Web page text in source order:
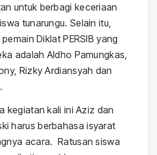
untuk berbagi keceriaan
tunarungu. Selain itu,
Diklat PERSIB yang
adalah Aldho Pamungkas,
Rizky Ardiansyah dan
kegiatan kali ini Aziz dan
harus berbahasa isyarat
acara. Ratusan siswa